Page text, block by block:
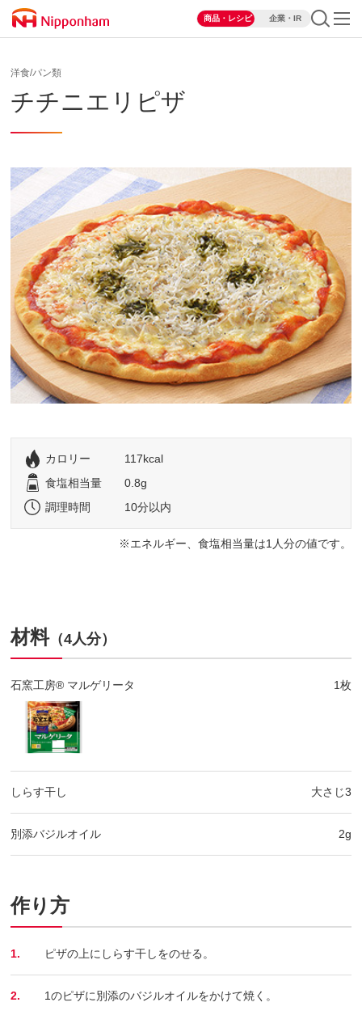
商品・レシピ 企業・IR
洋食/パン類
チチニエリピザ
カロリー
117kcal
食塩相当量
0.8g
調理時間
10分以内
エネルギー、食塩相当量は1人分の値です。
材料（4人分）
石窯工房® マルゲリータ 1枚
しらす干し 大さじ3
別添バジルオイル 2g
作り方
1. ピザの上にしらす干しをのせる。
2. 1のピザに別添のバジルオイルをかけて焼く。